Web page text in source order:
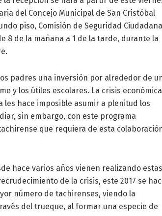
del Concejo Municipal de San Cristóbal
piso, Comisión de Seguridad
8 de la mañana a 1 de la tarde, durante la
padres una inversión por alrededor de
y los útiles escolares. La crisis económica
les hace imposible asumir a plenitud los
sin embargo, con este programa
que requiera de esta
hace varios años vienen realizando estas
de la crisis, este 2017 se
número de tachirenses, viendo la
del trueque, al formar una especie de